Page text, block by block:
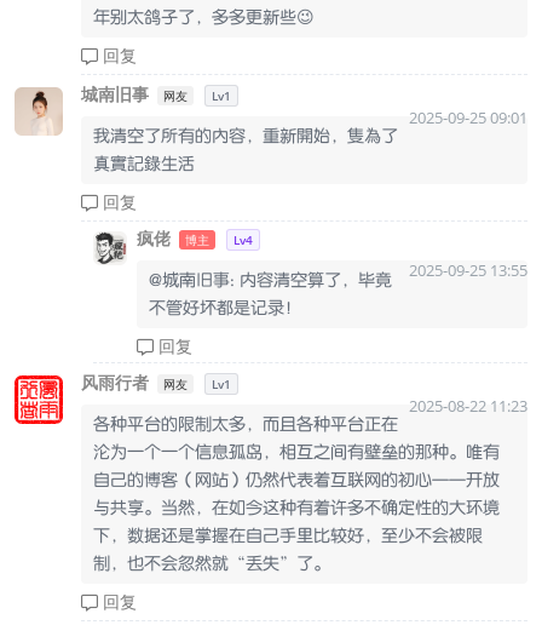
年别太鸽子了，多多更新些😉
回复
城南旧事
网友 Lv1
2025-09-25 09:01
我清空了所有的內容，重新開始，隻為了
真實記錄生活
回复
疯佬
博主 Lv4
2025-09-25 13:55
@城南旧事: 内容清空算了，毕竟
不管好坏都是记录！
回复
风雨行者
网友 Lv1
2025-08-22 11:23
各种平台的限制太多，而且各种平台正在
沦为一个一个信息孤岛，相互之间有壁垒的那种。唯有
自己的博客（网站）仍然代表着互联网的初心——开放
与共享。当然，在如今这种有着许多不确定性的大环境
下，数据还是掌握在自己手里比较好，至少不会被限
制，也不会忽然就“丢失”了。
回复